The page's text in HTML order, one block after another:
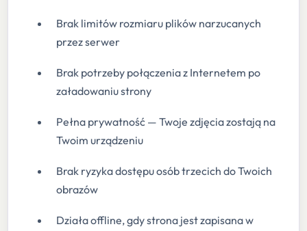
Brak limitów rozmiaru plików narzucanych
przez serwer
Brak potrzeby połączenia z Internetem po
załadowaniu strony
Pełna prywatność — Twoje zdjęcia zostają na
Twoim urządzeniu
Brak ryzyka dostępu osób trzecich do Twoich
obrazów
Działa offline, gdy strona jest zapisana w